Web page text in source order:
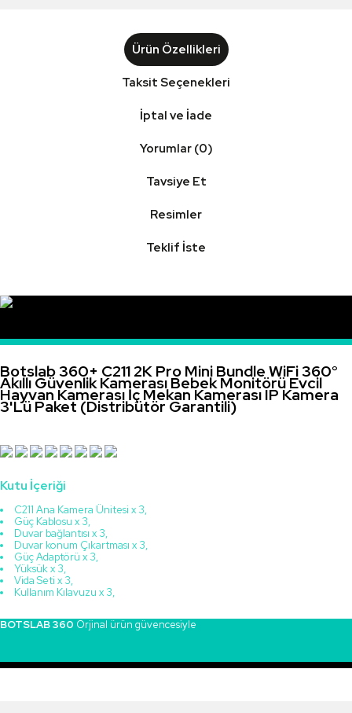
Ürün Özellikleri
Taksit Seçenekleri
İptal ve İade
Yorumlar (0)
Tavsiye Et
Resimler
Teklif İste
Botslab 360+ C211 2K Pro Mini Bundle WiFi 360°
Akıllı Güvenlik Kamerası Bebek Monitörü Evcil
Hayvan Kamerası İç Mekan Kamerası IP Kamera
3'Lü Paket (Distribütör Garantili)
Kutu İçeriği
C211 Ana Kamera Ünitesi x 3,
Güç Kablosu x 3,
Duvar bağlantısı x 3,
Duvar konum Çıkartması x 3,
Güç Adaptörü x 3,
Yüksük x 3,
Vida Seti x 3,
Kullanım Kılavuzu x 3,
BOTSLAB 360 Orjinal ürün güvencesiyle